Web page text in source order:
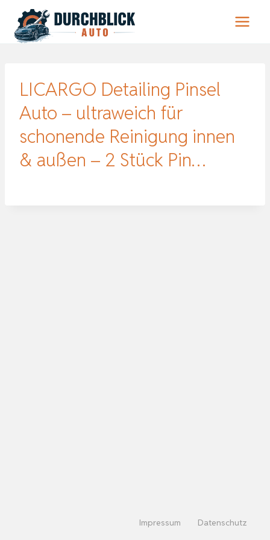
Inhalt
springen
LICARGO Detailing Pinsel
Auto – ultraweich für
schonende Reinigung innen
& außen – 2 Stück Pin…
Impressum Datenschutz